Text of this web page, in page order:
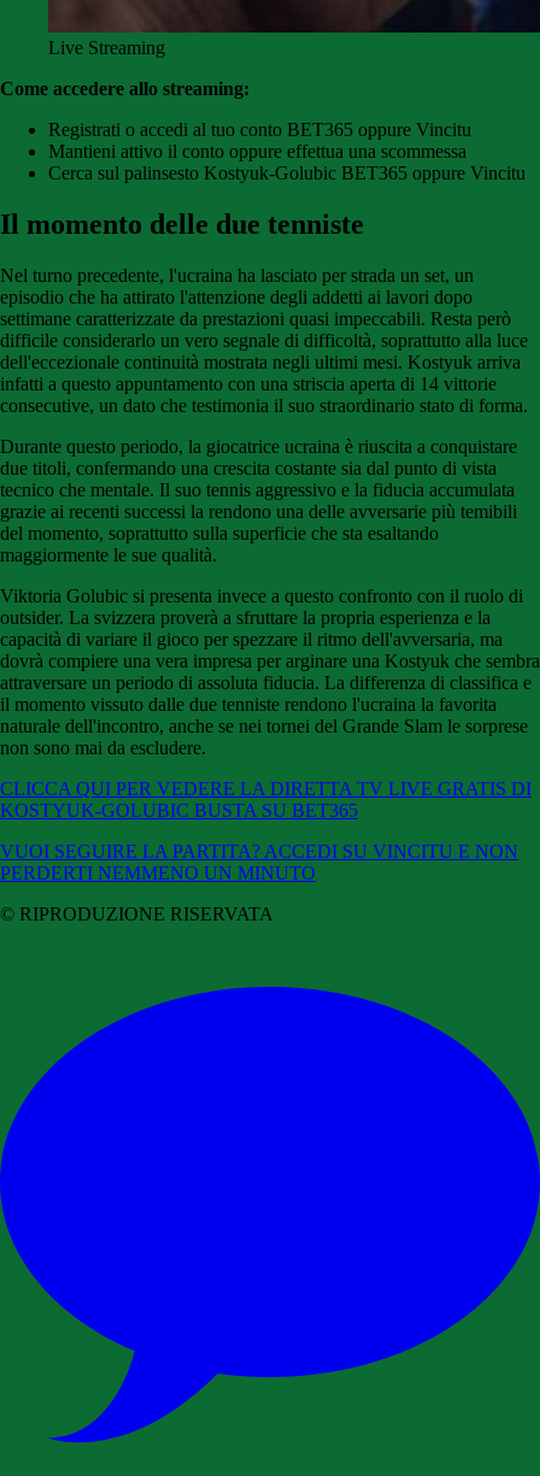
Live Streaming
Come accedere allo streaming:
Registrati o accedi al tuo conto BET365 oppure Vincitu
Mantieni attivo il conto oppure effettua una scommessa
Cerca sul palinsesto Kostyuk-Golubic BET365 oppure Vincitu
Il momento delle due tenniste
Nel turno precedente, l'ucraina ha lasciato per strada un set, un
episodio che ha attirato l'attenzione degli addetti ai lavori dopo
settimane caratterizzate da prestazioni quasi impeccabili. Resta però
difficile considerarlo un vero segnale di difficoltà, soprattutto alla luce
dell'eccezionale continuità mostrata negli ultimi mesi. Kostyuk arriva
infatti a questo appuntamento con una striscia aperta di 14 vittorie
consecutive, un dato che testimonia il suo straordinario stato di forma.
Durante questo periodo, la giocatrice ucraina è riuscita a conquistare
due titoli, confermando una crescita costante sia dal punto di vista
tecnico che mentale. Il suo tennis aggressivo e la fiducia accumulata
grazie ai recenti successi la rendono una delle avversarie più temibili
del momento, soprattutto sulla superficie che sta esaltando
maggiormente le sue qualità.
Viktoria Golubic si presenta invece a questo confronto con il ruolo di
outsider. La svizzera proverà a sfruttare la propria esperienza e la
capacità di variare il gioco per spezzare il ritmo dell'avversaria, ma
dovrà compiere una vera impresa per arginare una Kostyuk che sembra
attraversare un periodo di assoluta fiducia. La differenza di classifica e
il momento vissuto dalle due tenniste rendono l'ucraina la favorita
naturale dell'incontro, anche se nei tornei del Grande Slam le sorprese
non sono mai da escludere.
CLICCA QUI PER VEDERE LA DIRETTA TV LIVE GRATIS DI
KOSTYUK-GOLUBIC BUSTA SU BET365
VUOI SEGUIRE LA PARTITA? ACCEDI SU VINCITU E NON
PERDERTI NEMMENO UN MINUTO
© RIPRODUZIONE RISERVATA